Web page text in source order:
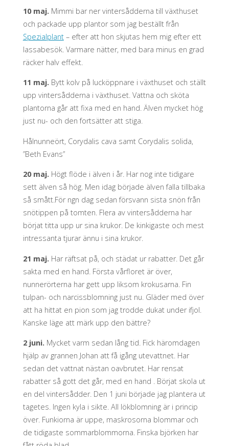
10 maj. Mimmi bar ner vintersådderna till växthuset
och packade upp plantor som jag beställt från
Spezialplant– efter att hon skjutas hem mig efter ett
lassabesök. Varmare nätter, med bara minus en grad
räcker halv effekt.
11 maj. Bytt kolv på lucköppnare i växthuset och ställt
upp vintersådderna i växthuset. Vattna och sköta
plantorna går att fixa med en hand. Älven mycket hög
just nu- och den fortsätter att stiga.
Hålnunneört, Corydalis cava samt Corydalis solida,
”Beth Evans”
20 maj. Högt flöde i älven i år. Har nog inte tidigare
sett älven så hög. Men idag började älven falla tillbaka
så smått.För ngn dag sedan försvann sista snön från
snötippen på tomten. Flera av vintersådderna har
börjat titta upp ur sina krukor. De kinkigaste och mest
intressanta tjurar ännu i sina krukor.
21 maj. Har räftsat på, och städat ur rabatter. Det går
sakta med en hand. Första vårfloret är över,
nunnerörterna har gett upp liksom krokusarna. Fin
tulpan- och narcissblomning just nu. Gläder med över
att ha hittat en pion som jag trodde dukat under ifjol.
Kanske läge att märk upp den bättre?
2 juni. Mycket varm sedan lång tid. Fick häromdagen
hjälp av grannen Johan att få igång utevattnet. Har
sedan det vattnat nästan oavbrutet. Har rensat
rabatter så gott det går, med en hand . Börjat skola ut
en del vintersådder. Den 1 juni började jag plantera ut
tagetes. Ingen kyla i sikte. All lökblomning är i princip
över. Funkiorna är uppe, maskrosorna blommar och
de tidigaste sommarblommorna. Finska björken har